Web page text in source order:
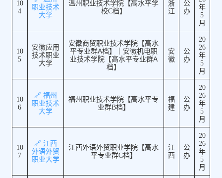
10
4
职业技术
大学
温州职业技术学院【高水平学
校C档】
浙
江
公
办
年
5
月
10
5
安徽应用
技术职业
大学
安徽商贸职业技术学院【高水
平专业群A档】｜安徽机电职
业技术学院【高水平专业群A
档】
安
徽
公
办
20
26
年
5
月
10
6
🔗 福州
职业技术
大学
福州职业技术学院【高水平专
业群B档】
福
建
公
办
20
26
年
5
月
10
7
🔗 江西
外语外贸
职业大学
江西外语外贸职业学院【高水
平专业群C档】
江
西
公
办
20
26
年
5
月